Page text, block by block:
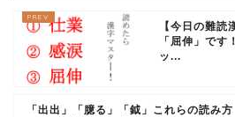
【今日の難読
「屈伸」です
ッ...
「出出」「臆る」「鉞」これらの読み方